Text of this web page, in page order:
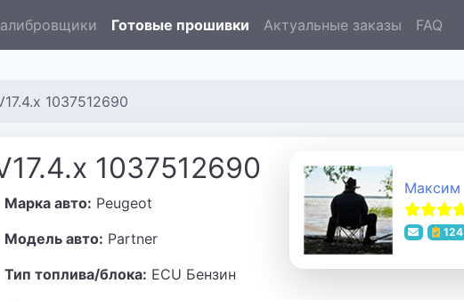
Готовые прошивки Актуальные заказы FAQ
1037512690
1037512690
Марка авто: Peugeot
Модель авто: Partner
Тип топлива/блока: ECU Бензин
Максим
124